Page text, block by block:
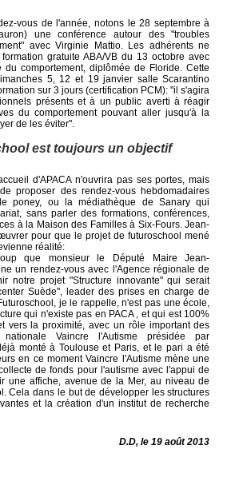
vous de l'année, notons le 28 septembre à
une conférence autour des "troubles
avec Virginie Mattio. Les adhérents ne
gratuite ABA/VB du 13 octobre avec
du comportement, diplômée de Floride. Cette
5, 12 et 19 janvier salle Scarantino
sur 3 jours (certification PCM): "il s'agira
présents et à un public averti à réagir
du comportement pouvant aller jusqu'à la
de les éviter".
est toujours un objectif
d'APACA n'ouvrira pas ses portes, mais
proposer des rendez-vous hebdomadaires
poney, ou la médiathèque de Sanary qui
sans parler des formations, conférences,
à la Maison des Familles à Six-Fours. Jean-
pour que le projet de futuroschool mené
réalité:
que monsieur le Député Maire Jean-
un rendez-vous avec l'Agence régionale de
notre projet "Structure innovante" qui serait
Suède", leader des prises en charge de
je le rappelle, n'est pas une école,
qui n'existe pas en PACA , et qui est 100%
vers la proximité, avec un rôle important des
nationale Vaincre l'Autisme présidée par
monté à Toulouse et Paris, et le pari a été
en ce moment Vaincre l'Autisme mène une
de fonds pour l'autisme avec l'appui de
une affiche, avenue de la Mer, au niveau de
Cela dans le but de développer les structures
et la création d'un institut de recherche
D.D, le 19 août 2013